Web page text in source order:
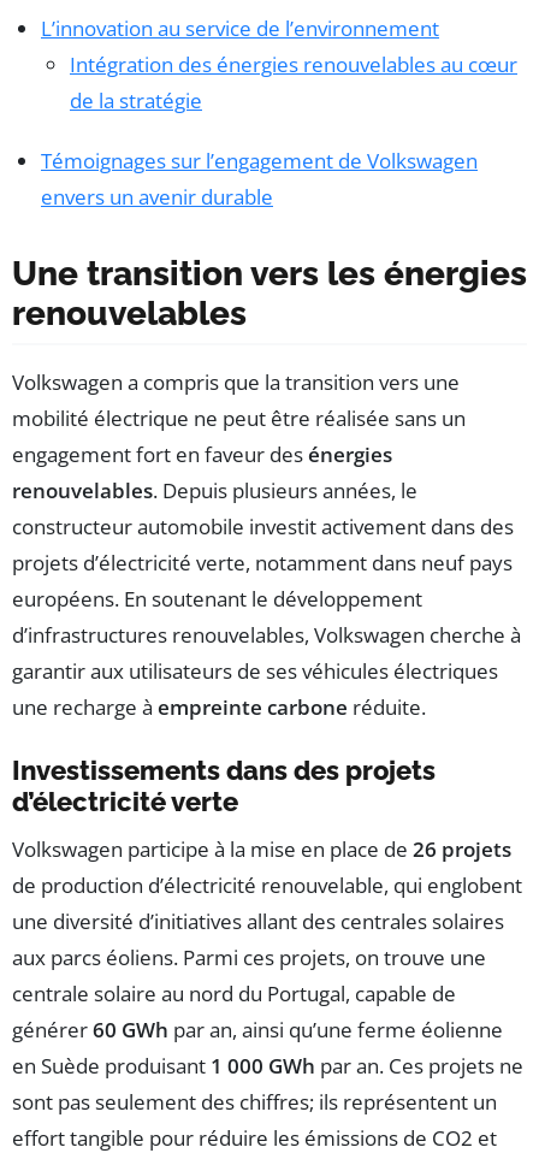
L’innovation au service de l’environnement
Intégration des énergies renouvelables au cœur
de la stratégie
Témoignages sur l’engagement de Volkswagen
envers un avenir durable
Une transition vers les énergies
renouvelables
Volkswagen a compris que la transition vers une
mobilité électrique ne peut être réalisée sans un
engagement fort en faveur desénergies
renouvelables. Depuis plusieurs années, le
constructeur automobile investit activement dans des
projets d’électricité verte, notamment dans neuf pays
européens. En soutenant le développement
d’infrastructures renouvelables, Volkswagen cherche à
garantir aux utilisateurs de ses véhicules électriques
une recharge à empreinte carbone réduite.
Investissements dans des projets
d’électricité verte
Volkswagen participe à la mise en place de 26 projets
de production d’électricité renouvelable, qui englobent
une diversité d’initiatives allant des centrales solaires
aux parcs éoliens. Parmi ces projets, on trouve une
centrale solaire au nord du Portugal, capable de
générer60 GWh par an, ainsi qu’une ferme éolienne
en Suède produisant 1 000 GWh par an. Ces projets ne
sont pas seulement des chiffres; ils représentent un
effort tangible pour réduire les émissions de CO2 et